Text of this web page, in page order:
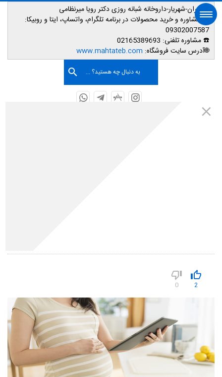
📌تهران-شهریار-داروخانه شبانه روزی دکتر رویا میرنظامی
📱مشاوره و خرید محصولات در برنامه تلگرام، واتساپ، ایتا و روبیکا:
09302007587
☎️ مشاوره تلفنی:
🌐آدرس سایت فروشگاه: www.mahtateb.com
به دنبال چه هستید؟ ...
2
0